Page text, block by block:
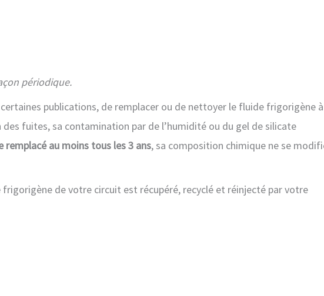
périodique.
publications, de remplacer ou de nettoyer le fluide frigorigène à
fuites, sa contamination par de l’humidité ou du gel de silicate
remplacé au moins tous les 3 ans, sa composition chimique ne se
de votre circuit est récupéré, recyclé et réinjecté par votre